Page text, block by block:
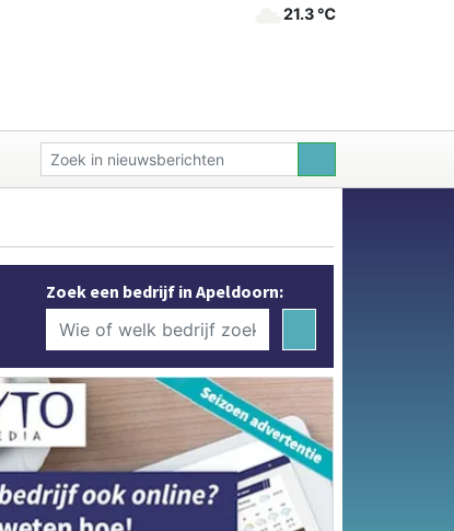
21.3 ℃
Zoek een bedrijf in Apeldoorn: